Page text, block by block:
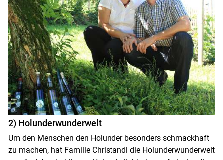
2) Holunderwunderwelt
Um den Menschen den Holunder besonders schmackhaft
zu machen, hat Familie Christandl die Holunderwunderwelt